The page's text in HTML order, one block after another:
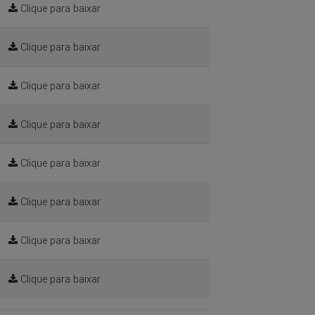
Clique para baixar
Clique para baixar
Clique para baixar
Clique para baixar
Clique para baixar
Clique para baixar
Clique para baixar
Clique para baixar